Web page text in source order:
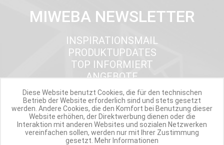
MIWEBA NEWSLETTER
INSPIRATIONSMAIL
PRODUKTUPDATES
TOP INFORMIERT
ANGEBOTE
Werde Teil der Miweba Community!
Verpasse nie wieder exklusive Newsletter-Rabatte und Aktionen
Diese Website benutzt Cookies, die für den technischen
Betrieb der Website erforderlich sind und stets gesetzt
werden. Andere Cookies, die den Komfort bei Benutzung dieser
Website erhöhen, der Direktwerbung dienen oder die
Interaktion mit anderen Websites und sozialen Netzwerken
vereinfachen sollen, werden nur mit Ihrer Zustimmung
gesetzt. Mehr Informationen